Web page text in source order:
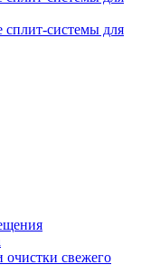
системы для
свежего